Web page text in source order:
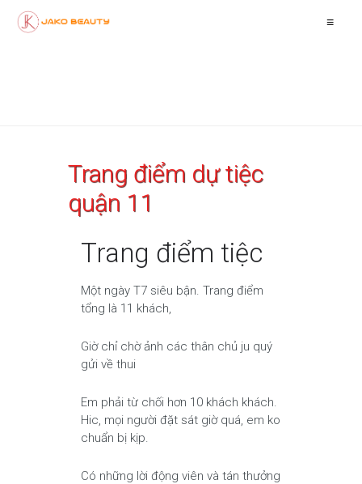
≡
Trang điểm dự tiệc
quận 11
Trang điểm tiệc
Một ngày T7 siêu bận. Trang điểm
tổng là 11 khách,
Giờ chỉ chờ ảnh các thân chủ ju quý
gửi về thui
Em phải từ chối hơn 10 khách khách.
Hic, mọi người đặt sát giờ quá, em ko
chuẩn bị kịp.
Có những lời động viên và tán thưởng